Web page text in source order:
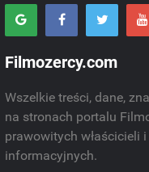
Filmozercy.com
Wszelkie treści, dane,
na stronach portalu
prawowitych właścicieli
informacyjnych.